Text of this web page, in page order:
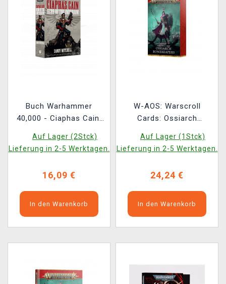
Buch Warhammer
40,000 - Ciaphas Cain:
ENG
Auf Lager (2Stck)
Lieferung in 2-5 Werktagen.
16,09 €
In den Warenkorb
W-AOS: Warscroll
Cards: Ossiarch
Auf Lager (1Stck)
Lieferung in 2-5 Werktagen.
24,24 €
In den Warenkorb